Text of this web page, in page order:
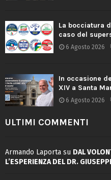
La bocciatura
caso del
6 Agosto 2026
In occasione
XIV a Santa
6 Agosto 2026
ULTIMI COMMENTI
Armando Laporta su DAL
L’ESPERIENZA DEL DR.